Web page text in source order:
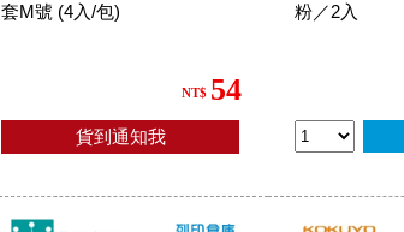
套M號 (4入/包)
NT$ 54
貨到通知我
粉／2入